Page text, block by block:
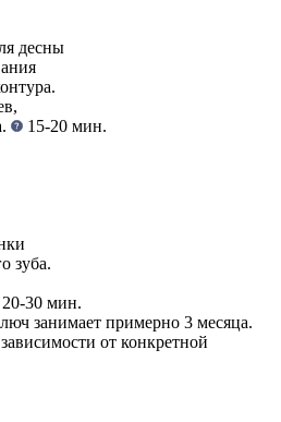
десны
15-20 мин.
зуба.
20-30 мин.
занимает примерно 3 месяца.
от конкретной